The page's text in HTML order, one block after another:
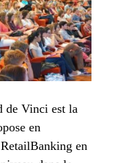
de Vinci est la
en
en